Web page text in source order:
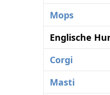
Mops
Englische
Corgi
Masti